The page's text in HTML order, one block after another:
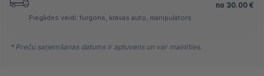
no 30.00 €
Piegādes veidi: furgons, kravas auto, manipulators
* Preču saņemšanas datums ir aptuvens un var mainīties.